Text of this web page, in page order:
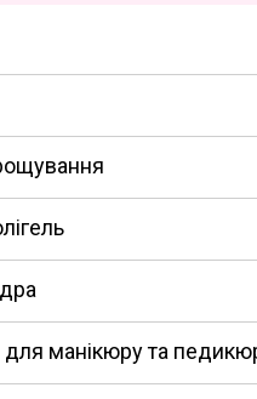
для манікюру та